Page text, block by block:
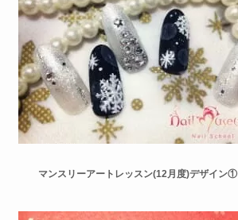
マンスリーアートレッスン(12月度)デザイン①